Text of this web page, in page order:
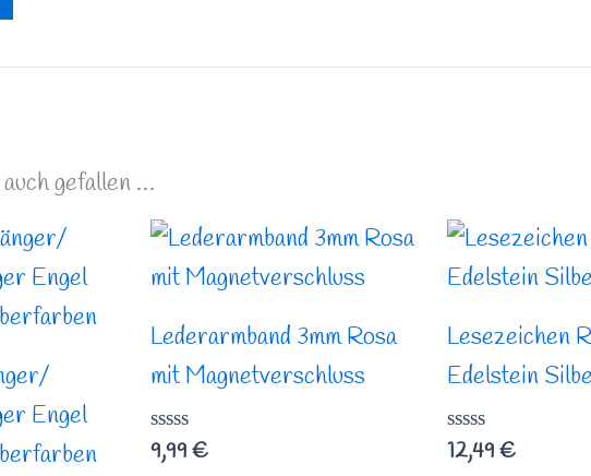
gefallen …
Engel
Lederarmband 3mm Rosa
mit Magnetverschluss
Bewertet
mit
9,99€
Lesezeichen
Edelstein
Bewertet
mit
12,49€